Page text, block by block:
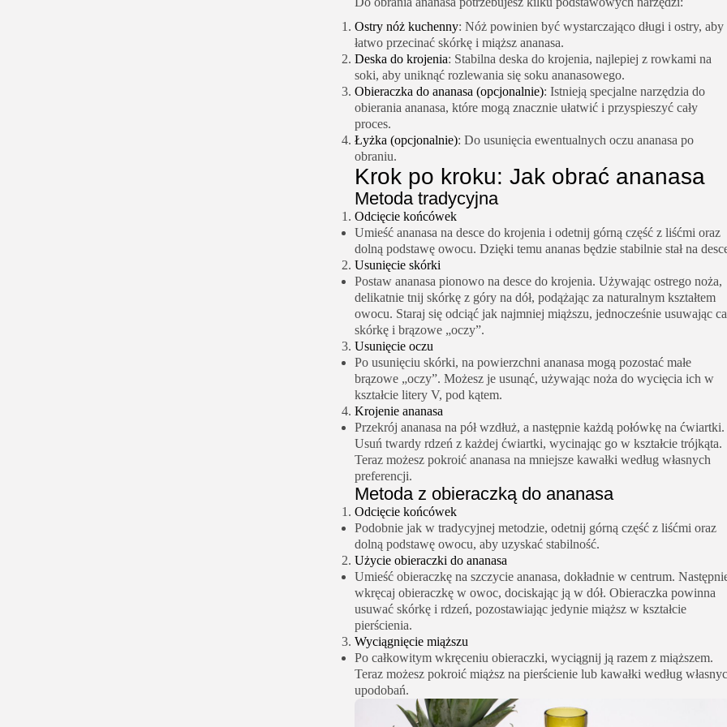
Ostry nóż kuchenny: Nóż powinien być wystarczająco długi i ostry, aby
łatwo przecinać skórkę i miąższ ananasa.
Deska do krojenia: Stabilna deska do krojenia, najlepiej z rowkami na
soki, aby uniknąć rozlewania się soku ananasowego.
Obieraczka do ananasa (opcjonalnie): Istnieją specjalne narzędzia do
obierania ananasa, które mogą znacznie ułatwić i przyspieszyć cały
proces.
Łyżka (opcjonalnie): Do usunięcia ewentualnych oczu ananasa po
obraniu.
Krok po kroku: Jak obrać ananasa
Metoda tradycyjna
Odcięcie końcówek
Umieść ananasa na desce do krojenia i odetnij górną część z liśćmi oraz
dolną podstawę owocu. Dzięki temu ananas będzie stabilnie stał na
Usunięcie skórki
Postaw ananasa pionowo na desce do krojenia. Używając ostrego noża,
delikatnie tnij skórkę z góry na dół, podążając za naturalnym kształtem
owocu. Staraj się odciąć jak najmniej miąższu, jednocześnie usuwając
skórkę i brązowe „oczy”.
Usunięcie oczu
Po usunięciu skórki, na powierzchni ananasa mogą pozostać małe
brązowe „oczy”. Możesz je usunąć, używając noża do wycięcia ich w
kształcie litery V, pod kątem.
Krojenie ananasa
Przekrój ananasa na pół wzdłuż, a następnie każdą połówkę na ćwiartki.
Usuń twardy rdzeń z każdej ćwiartki, wycinając go w kształcie trójkąta.
Teraz możesz pokroić ananasa na mniejsze kawałki według własnych
preferencji.
Metoda z obieraczką do ananasa
Odcięcie końcówek
Podobnie jak w tradycyjnej metodzie, odetnij górną część z liśćmi oraz
dolną podstawę owocu, aby uzyskać stabilność.
Użycie obieraczki do ananasa
Umieść obieraczkę na szczycie ananasa, dokładnie w centrum.
wkręcaj obieraczkę w owoc, dociskając ją w dół. Obieraczka powinna
usuwać skórkę i rdzeń, pozostawiając jedynie miąższ w kształcie
pierścienia.
Wyciągnięcie miąższu
Po całkowitym wkręceniu obieraczki, wyciągnij ją razem z miąższem.
Teraz możesz pokroić miąższ na pierścienie lub kawałki według
upodobań.